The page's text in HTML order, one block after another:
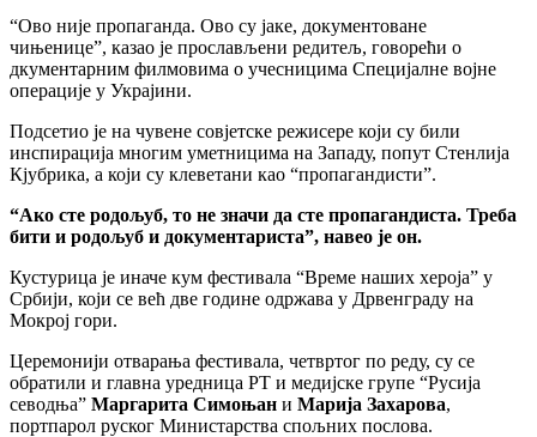
“Ово није пропаганда. Ово су јаке, документоване
чињенице”, казао је прослављени редитељ, говорећи о
дкументарним филмовима о учесницима Специјалне војне
операције у Украјини.
Подсетио је на чувене совјетске режисере који су били
инспирација многим уметницима на Западу, попут Стенлија
Кјубрика, а који су клеветани као “пропагандисти”.
“Ако сте родољуб, то не значи да сте пропагандиста. Треба
бити и родољуб и документариста”, навео је он.
Кустурица је иначе кум фестивала “Време наших хероја” у
Србији, који се већ две године одржава у Дрвенграду на
Мокрој гори.
Церемонији отварања фестивала, четвртог по реду, су се
обратили и главна уредница РТ и медијске групе “Русија
севодња” Маргарита Симоњан и Марија Захарова,
портпарол руског Министарства спољних послова.